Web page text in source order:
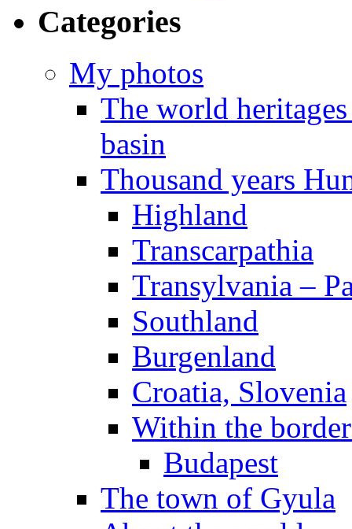
Categories
My photos
The world
basin
Thousand years
Highland
Transcarpathia
Transylvania –
Southland
Burgenland
Croatia, Slovenia
Within the
Budapest
The town of Gyula